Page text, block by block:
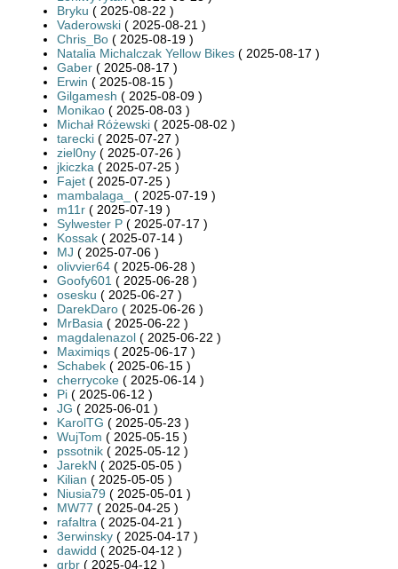
Bryku ( 2025-08-22 )
Vaderowski ( 2025-08-21 )
Chris_Bo ( 2025-08-19 )
Natalia Michalczak Yellow Bikes ( 2025-08-17 )
Gaber ( 2025-08-17 )
Erwin ( 2025-08-15 )
Gilgamesh ( 2025-08-09 )
Monikao ( 2025-08-03 )
Michał Różewski ( 2025-08-02 )
tarecki ( 2025-07-27 )
ziel0ny ( 2025-07-26 )
jkiczka ( 2025-07-25 )
Fajet ( 2025-07-25 )
mambalaga_
( 2025-07-19 )
m11r ( 2025-07-19 )
Sylwester P ( 2025-07-17 )
Kossak ( 2025-07-14 )
MJ ( 2025-07-06 )
olivvier64 ( 2025-06-28 )
Goofy601 ( 2025-06-28 )
osesku ( 2025-06-27 )
DarekDaro ( 2025-06-26 )
MrBasia ( 2025-06-22 )
magdalenazol ( 2025-06-22 )
Maximiqs ( 2025-06-17 )
Schabek ( 2025-06-15 )
cherrycoke ( 2025-06-14 )
Pi ( 2025-06-12 )
JG ( 2025-06-01 )
KarolTG ( 2025-05-23 )
WujTom ( 2025-05-15 )
pssotnik ( 2025-05-12 )
JarekN ( 2025-05-05 )
Kilian ( 2025-05-05 )
Niusia79 ( 2025-05-01 )
MW77 ( 2025-04-25 )
rafaltra ( 2025-04-21 )
3erwinsky ( 2025-04-17 )
dawidd ( 2025-04-12 )
grbr ( 2025-04-12 )